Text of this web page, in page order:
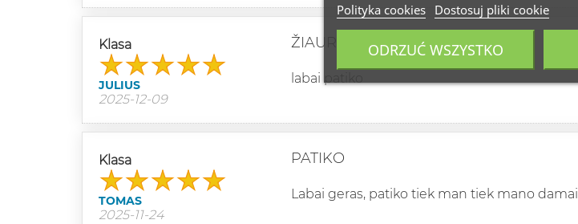
Klasa
JULIUS
2025-12-09
ŽIAURIAI GERAS
labai patiko
Klasa
TOMAS
2025-11-24
PATIKO
Labai geras, patiko tiek man tiek mano damai
Polityka cookies Dostosuj pliki cookie
ODRZUĆ WSZYSTKO